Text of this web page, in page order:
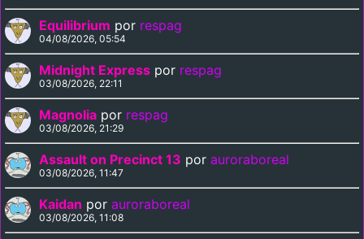
Equilibrium por respag
04/08/2026, 05:54
Midnight Express por respag
03/08/2026, 22:11
Magnolia por respag
03/08/2026, 21:29
Assault on Precinct 13 por auroraboreal
03/08/2026, 11:47
Kaidan por auroraboreal
03/08/2026, 11:08